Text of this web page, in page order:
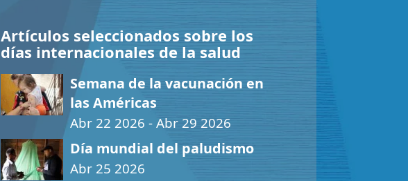
Artículos seleccionados sobre los
días internacionales de la salud
Semana de la vacunación en
las Américas
Abr 22 2026 - Abr 29 2026
Día mundial del paludismo
Abr 25 2026